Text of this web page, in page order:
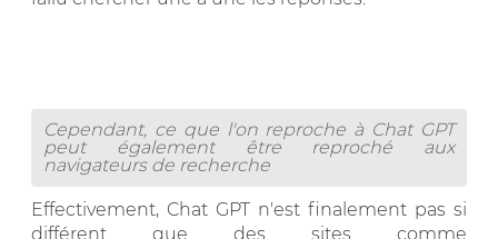
Cependant, ce que l'on reproche à Chat GPT
peut également être reproché aux
navigateurs de recherche
Effectivement, Chat GPT n'est finalement pas si
différent que des sites comme